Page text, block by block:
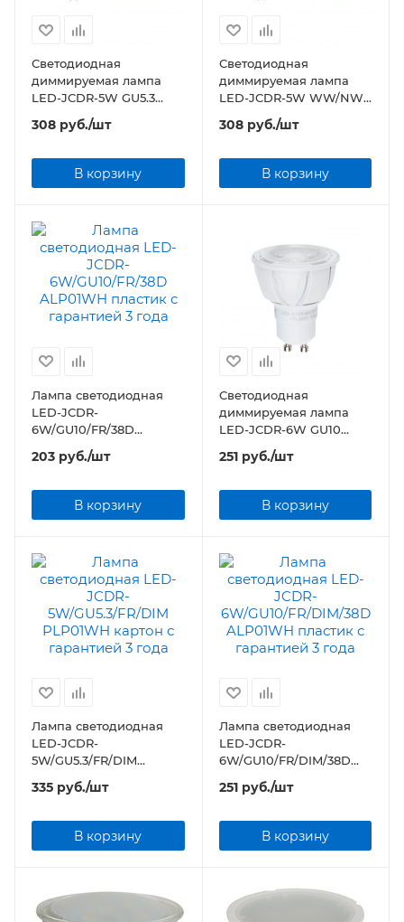
Светодиодная
диммируемая лампа
LED-JCDR-5W GU5.3
308 руб./шт
В корзину
Светодиодная
диммируемая лампа
LED-JCDR-5W WW/NW
GU5.3 Volpe
308руб./шт
В корзину
Лампа светодиодная
LED-JCDR-
6W/GU10/FR/38D
ALP01WH пластик
203 руб./шт
В корзину
Светодиодная
диммируемая лампа
LED-JCDR-6W GU10
251руб./шт
В корзину
Лампа светодиодная
LED-JCDR-
5W/GU5.3/FR/DIM
PLP01WH картон
335 руб./шт
В корзину
Лампа светодиодная
LED-JCDR-
6W/GU10/FR/DIM/38D
ALP01WH пластик
251руб./шт
В корзину